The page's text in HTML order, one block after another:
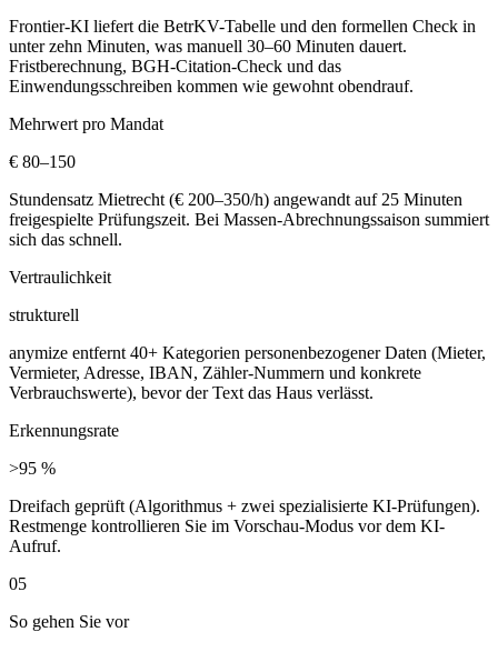
Frontier-KI liefert die BetrKV-Tabelle und den formellen Check in
unter zehn Minuten, was manuell 30–60 Minuten dauert.
Fristberechnung, BGH-Citation-Check und das
Einwendungsschreiben kommen wie gewohnt obendrauf.
Mehrwert pro Mandat
€ 80–150
Stundensatz Mietrecht (€ 200–350/h) angewandt auf 25 Minuten
freigespielte Prüfungszeit. Bei Massen-Abrechnungssaison summiert
sich das schnell.
Vertraulichkeit
strukturell
anymize entfernt 40+ Kategorien personenbezogener Daten (Mieter,
Vermieter, Adresse, IBAN, Zähler-Nummern und konkrete
Verbrauchswerte), bevor der Text das Haus verlässt.
Erkennungsrate
>95 %
Dreifach geprüft (Algorithmus + zwei spezialisierte KI-Prüfungen).
Restmenge kontrollieren Sie im Vorschau-Modus vor dem KI-
Aufruf.
05
So gehen Sie vor